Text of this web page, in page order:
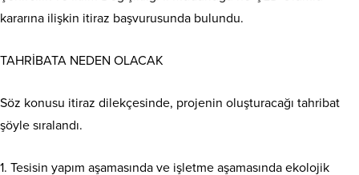
kararına ilişkin itiraz başvurusunda bulundu.
TAHRİBATA NEDEN OLACAK
Söz konusu itiraz dilekçesinde, projenin oluşturacağı tahribat
şöyle sıralandı.
1. Tesisin yapım aşamasında ve işletme aşamasında ekolojik